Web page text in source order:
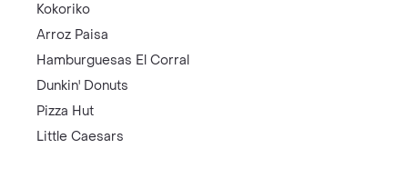
Kokoriko
Arroz Paisa
Hamburguesas El Corral
Dunkin' Donuts
Pizza Hut
Little Caesars